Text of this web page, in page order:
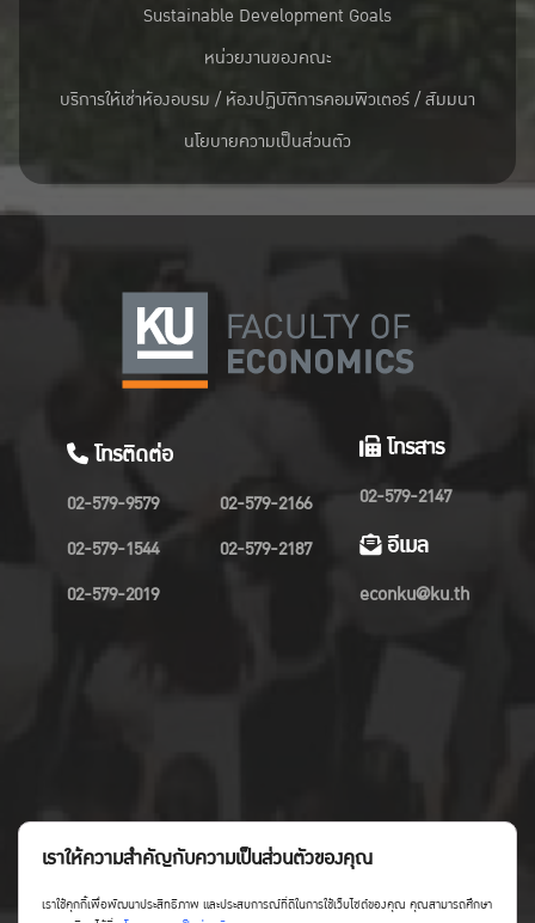
Sustainable Development Goals
หน่วยงานของคณะ
บริการให้เช่าห้องอบรม / ห้องปฏิบัติการคอมพิวเตอร์ / สัมมนา
นโยบายความเป็นส่วนตัว
โทรติดต่อ
02-579-9579
02-579-1544
02-579-2019
02-579-2166
02-579-2187
โทรสาร
02-579-2147
อีเมล
econku@ku.th
เราให้ความสำคัญกับความเป็นส่วนตัวของคุณ
เราใช้คุกกี้เพื่อพัฒนาประสิทธิภาพ และประสบการณ์ที่ดีในการใช้เว็บไซต์ของคุณ คุณสามารถศึกษา